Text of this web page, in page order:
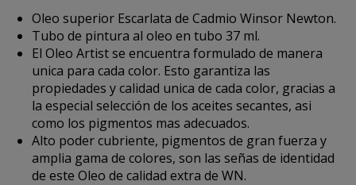
Oleo superior Escarlata de Cadmio Winsor Newton.
Tubo de pintura al oleo en tubo 37 ml.
El Oleo Artist se encuentra formulado de manera
unica para cada color. Esto garantiza las
propiedades y calidad unica de cada color, gracias a
la especial selección de los aceites secantes, asi
como los pigmentos mas adecuados.
Alto poder cubriente, pigmentos de gran fuerza y
amplia gama de colores, son las señas de identidad
de este Oleo de calidad extra de WN.